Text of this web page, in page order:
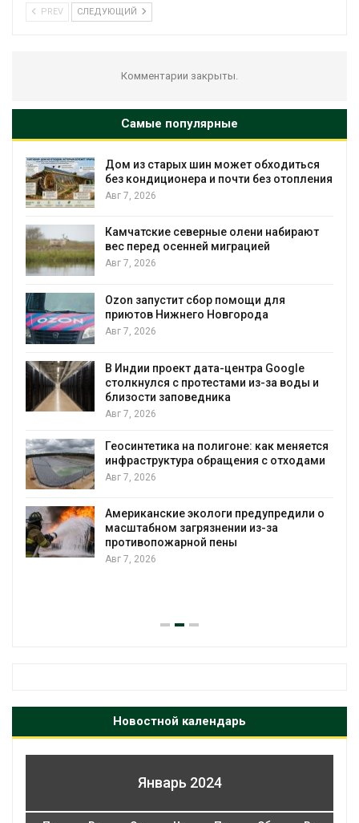
PREV СЛЕДУЮЩИЙ
Комментарии закрыты.
Самые популярные
Дом из старых шин может обходиться
без кондиционера и почти без отопления
Авг 7, 2026
Камчатские северные олени набирают
вес перед осенней миграцией
Авг 7, 2026
Ozon запустит сбор помощи для
приютов Нижнего Новгорода
Авг 7, 2026
В Индии проект дата-центра Google
столкнулся с протестами из-за воды и
близости заповедника
Авг 7, 2026
Геосинтетика на полигоне: как меняется
инфраструктура обращения с отходами
Авг 7, 2026
Американские экологи предупредили о
масштабном загрязнении из-за
противопожарной пены
Авг 7, 2026
Новостной календарь
Январь 2024